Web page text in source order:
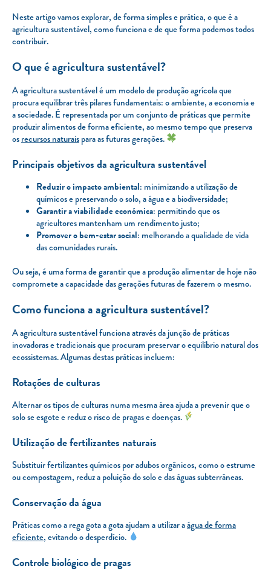
Neste artigo vamos explorar, de forma simples e prática, o que é a
agricultura sustentável, como funciona e de que forma podemos todos
contribuir.
O que é agricultura sustentável?
A agricultura sustentável é um modelo de produção agrícola que
procura equilibrar três pilares fundamentais: o ambiente, a economia e
a sociedade. É representada por um conjunto de práticas que permite
produzir alimentos de forma eficiente, ao mesmo tempo que preserva
osrecursos naturaispara as futuras gerações.
Principais objetivos da agricultura sustentável
Reduzir o impacto ambiental: minimizando a utilização de
químicos e preservando o solo, a água e a biodiversidade;
Garantir a viabilidade económica: permitindo que os
agricultores mantenham um rendimento justo;
Promover o bem-estar social: melhorando a qualidade de vida
das comunidades rurais.
Ou seja, é uma forma de garantir que a produção alimentar de hoje não
compromete a capacidade das gerações futuras de fazerem o mesmo.
Como funciona a agricultura sustentável?
A agricultura sustentável funciona através da junção de práticas
inovadoras e tradicionais que procuram preservar o equilíbrio natural dos
ecossistemas. Algumas destas práticas incluem:
Rotações de culturas
Alternar os tipos de culturas numa mesma área ajuda a prevenir que o
solo se esgote e reduz o risco de pragas e doenças.
Utilização de fertilizantes naturais
Substituir fertilizantes químicos por adubos orgânicos, como o estrume
ou compostagem, reduz a poluição do solo e das águas subterrâneas.
Conservação da água
Práticas como a rega gota a gota ajudam a utilizar aágua de forma
eficiente, evitando o desperdício.
Controle biológico de pragas